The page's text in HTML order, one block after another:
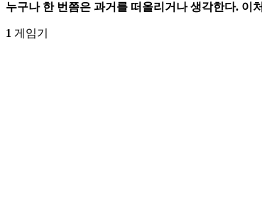
누구나 한 번쯤은 과거를 떠올리거나 생각한다. 이
1 게임기